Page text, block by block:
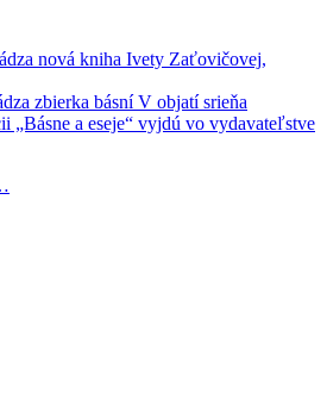
nová kniha Ivety Zaťovičovej,
zbierka básní V objatí srieňa
„Básne a eseje“ vyjdú vo vydavateľstve